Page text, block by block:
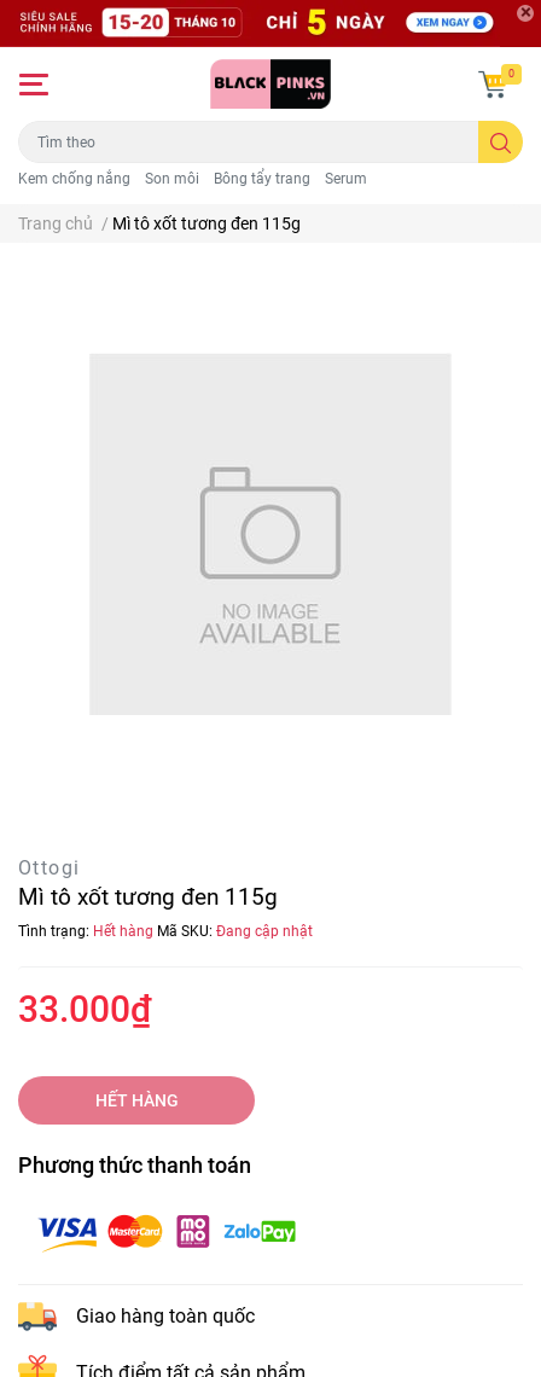
Kem chống nắng Son môi Bông tẩy trang Serum
0
Trang chủ / Mì tô xốt tương đen 115g
Ottogi
Mì tô xốt tương đen 115g
Tình trạng: Hết hàng Mã SKU: Đang cập nhật
33.000₫
HẾT HÀNG
Phương thức thanh toán
Giao hàng toàn quốc